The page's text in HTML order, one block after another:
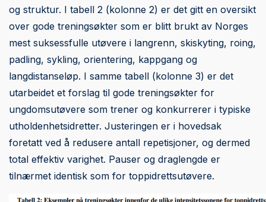
og struktur. I tabell 2 (kolonne 2) er det gitt en oversikt
over gode treningsøkter som er blitt brukt av Norges
mest suksessfulle utøvere i langrenn, skiskyting, roing,
padling, sykling, orientering, kappgang og
langdistanseløp. I samme tabell (kolonne 3) er det
utarbeidet et forslag til gode treningsøkter for
ungdomsutøvere som trener og konkurrerer i typiske
utholdenhetsidretter. Justeringen er i hovedsak
foretatt ved å redusere antall repetisjoner, og dermed
total effektiv varighet. Pauser og draglengde er
tilnærmet identisk som for toppidrettsutøvere.